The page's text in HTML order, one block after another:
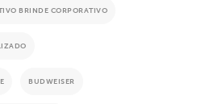
BRINDE CORPORATIVO
BUDWEISER